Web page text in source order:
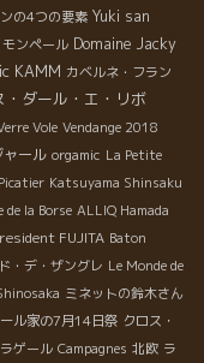
の4つの要素 Yuki san
ンペール Domaine Jacky
KAMM カベルネ・フラン
・ダール・エ・リボ
Vole Vendange 2018
ール orgamic La Petite
Katsuyama Shinsaku
de la Borse ALLIQ Hamada
FUJITA Baton
・デ・ザングレ Le Monde de
ミネットの鈴木さん
ル家の7月14日祭 クロス・
ゲール Campagnes 北欧 ラ